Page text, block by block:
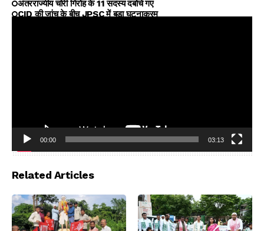
अंतरराज्यीय चोरी गिरोह के 11 सदस्य दबोचे गए
CID की जांच के बीच JPSC में बड़ा घटनाक्रम
Player
00:00 03:13
Related Articles